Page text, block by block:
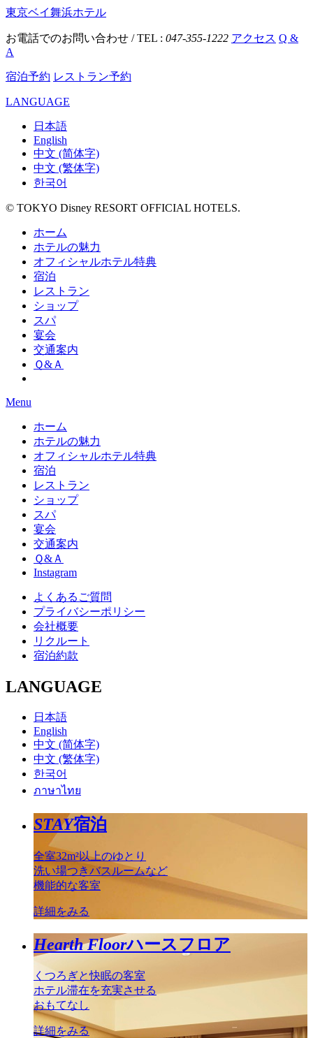
東京ベイ舞浜ホテル
お電話でのお問い合わせ / TEL : 047-355-1222 アクセス Q &
A
宿泊予約 レストラン予約
LANGUAGE
日本語
English
中文 (简体字)
中文 (繁体字)
한국어
© TOKYO Disney RESORT OFFICIAL HOTELS.
ホーム
ホテルの魅力
オフィシャルホテル特典
宿泊
レストラン
ショップ
スパ
宴会
交通案内
Ｑ&Ａ
Menu
ホーム
ホテルの魅力
オフィシャルホテル特典
宿泊
レストラン
ショップ
スパ
宴会
交通案内
Ｑ&Ａ
Instagram
よくあるご質問
プライバシーポリシー
会社概要
リクルート
宿泊約款
LANGUAGE
日本語
English
中文 (简体字)
中文 (繁体字)
한국어
ภาษาไทย
STAY宿泊
全室32m²以上のゆとり
洗い場つきバスルームなど
機能的な客室
詳細をみる
Hearth Floorハースフロア
くつろぎと快眠の客室
ホテル滞在を充実させる
おもてなし
詳細をみる